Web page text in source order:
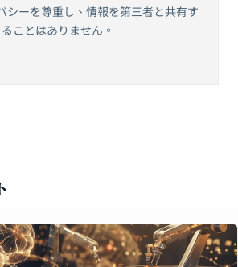
シーを尊重し、情報を第三者と共有す
ることはありません。